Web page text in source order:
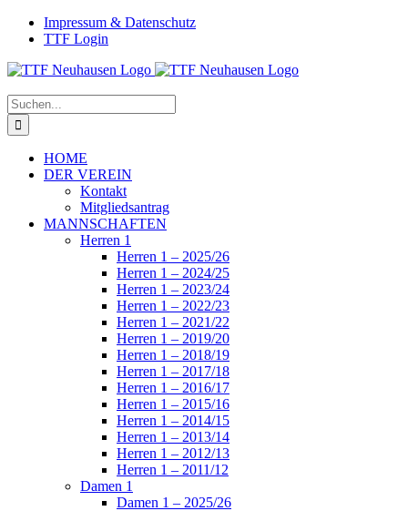
Zum
Inhalt
Facebook
InstagramImpressum & Datenschutz
TTF Login
Suche
nach:
HOME
DER VEREIN
Kontakt
Mitgliedsantrag
MANNSCHAFTEN
Herren 1
Herren 1 – 2025/26
Herren 1 – 2024/25
Herren 1 – 2023/24
Herren 1 – 2022/23
Herren 1 – 2021/22
Herren 1 – 2019/20
Herren 1 – 2018/19
Herren 1 – 2017/18
Herren 1 – 2016/17
Herren 1 – 2015/16
Herren 1 – 2014/15
Herren 1 – 2013/14
Herren 1 – 2012/13
Herren 1 – 2011/12
Damen 1
Damen 1 – 2025/26